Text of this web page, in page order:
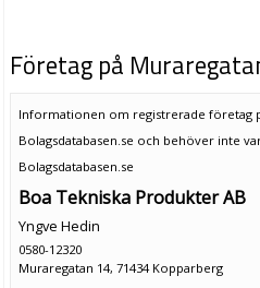
Företag på
Informationen om registrerade företag
Bolagsdatabasen.se och behöver inte
Bolagsdatabasen.se
Boa Tekniska Produkter AB
Yngve Hedin
0580-12320
Muraregatan 14, 71434 Kopparberg